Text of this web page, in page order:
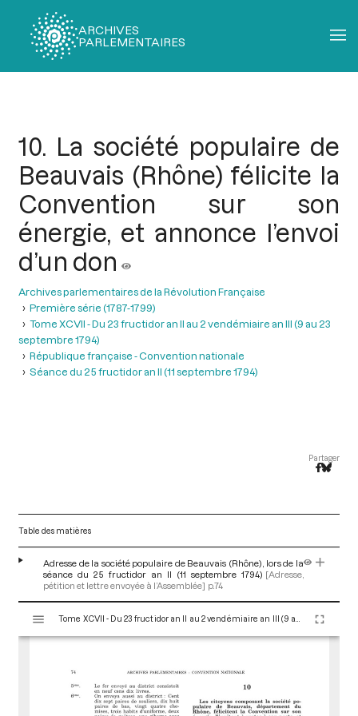
ARCHIVES
PARLEMENTAIRES
10. La société populaire de
Beauvais (Rhône) félicite la
Convention sur son
énergie, et annonce l’envoi
d’un don
Archives parlementaires de la Révolution Française
Première série (1787-1799)
Tome XCVII - Du 23 fructidor an II au 2 vendémiaire an III (9 au 23
septembre 1794)
République française - Convention nationale
Séance du 25 fructidor an II (11 septembre 1794)
Partager
Table des matières
Adresse de la société populaire de Beauvais (Rhône), lors de la
séance du 25 fructidor an II (11 septembre 1794) [Adresse,
pétition et lettre envoyée à l’Assemblée] p.74
s